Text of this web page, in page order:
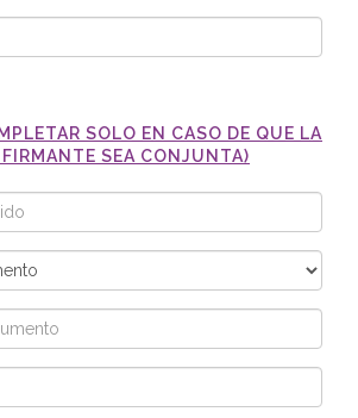
SOLO EN CASO DE QUE LA
FIRMANTE SEA CONJUNTA)